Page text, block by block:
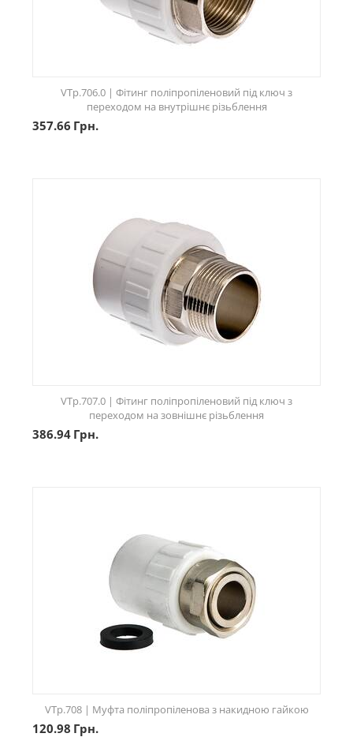
VTp.706.0 | Фітинг поліпропіленовий під ключ з
переходом на внутрішнє різьблення
357.66 Грн.
VTp.707.0 | Фітинг поліпропіленовий під ключ з
переходом на зовнішнє різьблення
386.94 Грн.
VTp.708 | Муфта поліпропіленова з накидною гайкою
120.98 Грн.